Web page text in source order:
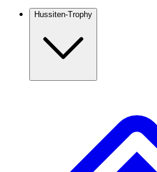
Hussiten-Trophy